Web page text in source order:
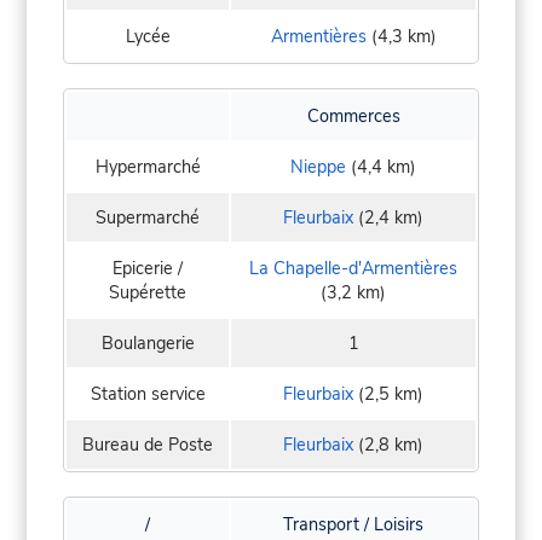
Lycée Armentières(4,3 km)
Commerces
Hypermarché Nieppe (4,4 km)
Supermarché Fleurbaix (2,4 km)
Epicerie /
Supérette
La Chapelle-d'Armentières
(3,2 km)
Boulangerie 1
Station service Fleurbaix (2,5 km)
Bureau de Poste Fleurbaix (2,8 km)
/ Transport / Loisirs